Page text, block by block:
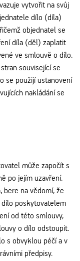
vytvořit na svůj
dílo (díla)
objednatel se
díla (děl) zaplatit
ve smlouvě o dílo.
související se
se použijí ustanovení
nakládání se
může započít s
po jejím uzavření.
bere na vědomí, že
poskytovatelem
od této smlouvy,
o dílo odstoupit.
s obvyklou péčí a v
předpisy.